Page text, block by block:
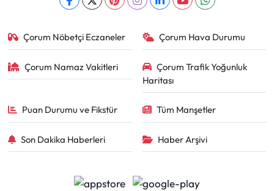
Çorum Nöbetçi Eczaneler Çorum Hava Durumu
Çorum Namaz Vakitleri
Çorum Trafik Yoğunluk
Haritası
Puan Durumu ve Fikstür Tüm Manşetler
Son Dakika Haberleri Haber Arşivi